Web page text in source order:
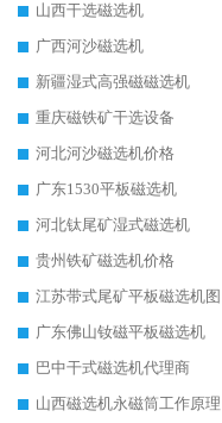
山西干选磁选机
广西河沙磁选机
新疆湿式高强磁磁选机
重庆磁铁矿干选设备
河北河沙磁选机价格
广东1530平板磁选机
河北钛尾矿湿式磁选机
贵州铁矿磁选机价格
江苏带式尾矿平板磁选机图
广东佛山钕磁平板磁选机
巴中干式磁选机代理商
山西磁选机永磁筒工作原理